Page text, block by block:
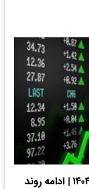
پیش‌بینی بورس امروز سه‌شنبه ۱۳ آبان ۱۴۰۴ | ادامه روند